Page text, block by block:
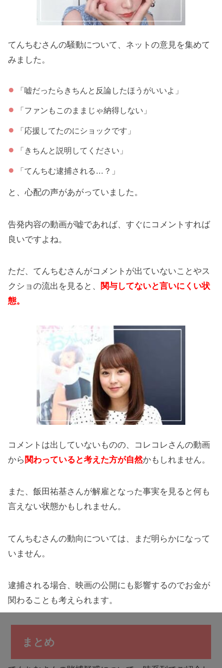
てんちむさんの騒動について、ネットの意見を集めて
みました。
「嘘だったらきちんと反論したほうがいいよ」
「ファンもこのままじゃ納得しない」
「応援してたのにショックです」
「きちんと説明してください」
「てんちむ逮捕される…？」
と、心配の声があがっていました。
告発内容の動画が嘘であれば、すぐにコメントすれば
良いですよね。
ただ、てんちむさんがコメントが出ていないことやス
クショの流出を見ると、 関与してないと言いにくい状
態。
コメントは出していないものの、コレコレさんの動画
から 関わっていると考えた方が自然かもしれません。
また、飯田祐基さんが解雇となった事実を見ると何も
言えない状態かもしれません。
てんちむさんの動向については、まだ明らかになって
いません。
逮捕される場合、映画の公開にも影響するのでお金が
関わることも考えられます。
まとめ